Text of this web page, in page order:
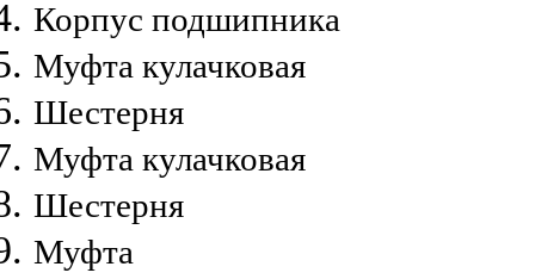
Корпус подшипника
Муфта кулачковая
Шестерня
Муфта кулачковая
Шестерня
Муфта